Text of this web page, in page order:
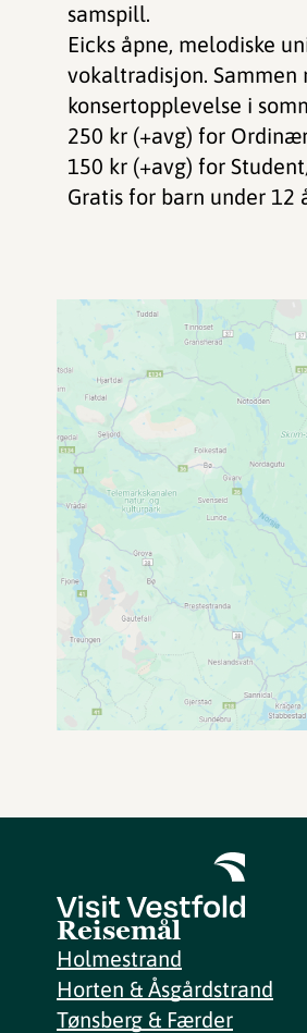
samspill.
Eicks åpne, melodiske
vokaltradisjon.
konsertopplevelse i
250 kr (+avg) for
150 kr (+avg) for
Gratis for barn under 12
Reisemål
Holmestrand
Horten & Åsgårdstrand
Tønsberg & Færder